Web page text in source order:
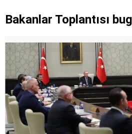
Bakanlar Toplantısı